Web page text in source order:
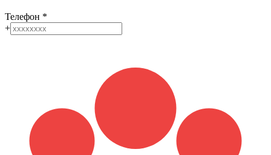
Телефон *
+